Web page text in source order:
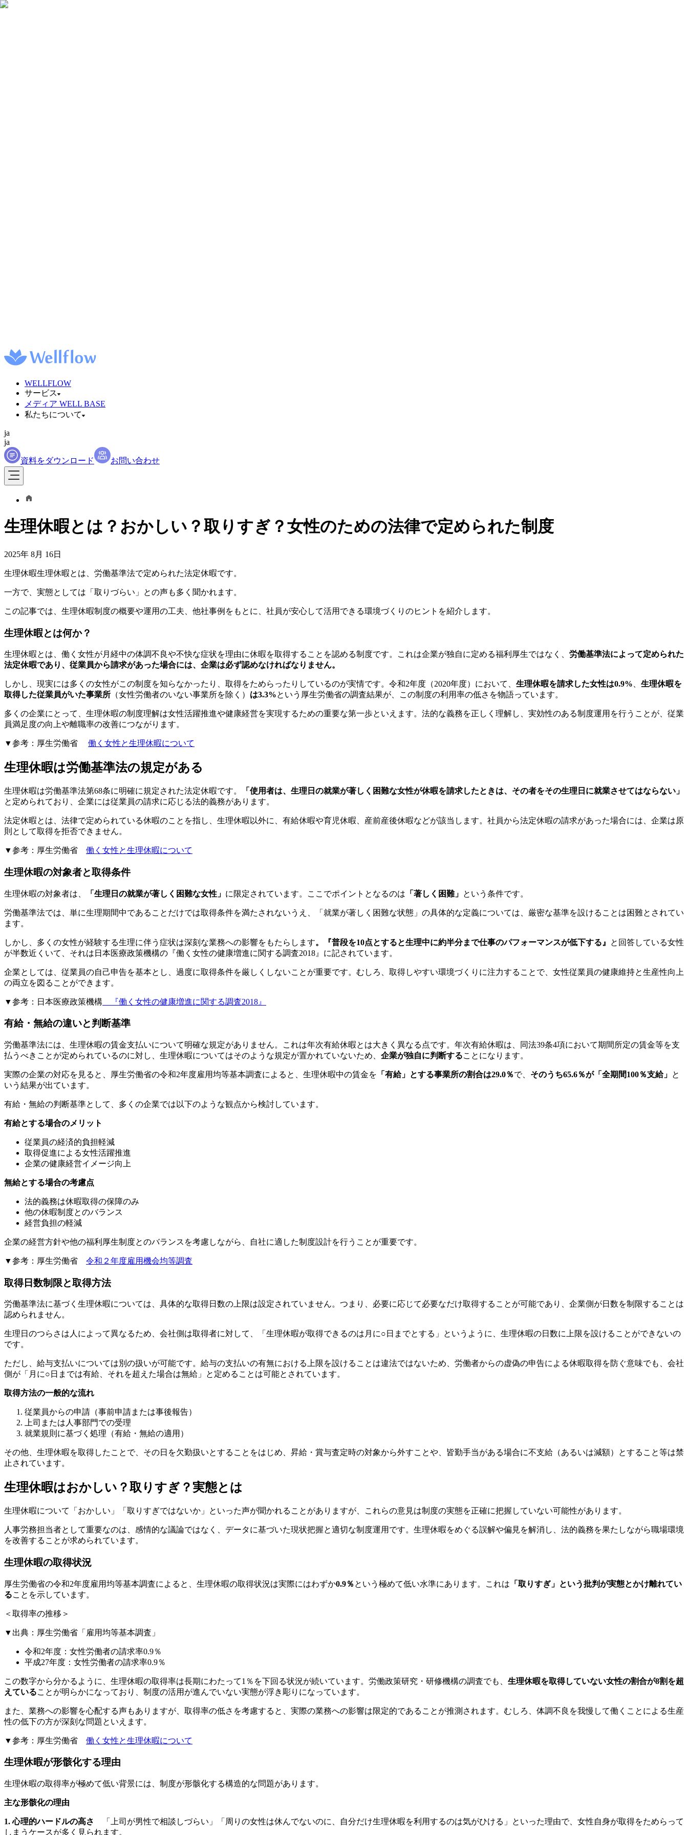
WELLFLOW
サービス
メディア WELL BASE
私たちについて
ja
ja
資料をダウンロード お問い合わせ
生理休暇とは？おかしい？取りすぎ？女性のための法律で定められた制度
2025年 8月 16日
生理休暇生理休暇とは、労働基準法で定められた法定休暇です。
一方で、実態としては「取りづらい」との声も多く聞かれます。
この記事では、生理休暇制度の概要や運用の工夫、他社事例をもとに、社員が安心して活用できる環境づくりのヒントを紹介します。
生理休暇とは何か？
生理休暇とは、働く女性が月経中の体調不良や不快な症状を理由に休暇を取得することを認める制度です。これは企業が独自に定める福利厚生ではなく、 労働基準法によって定められた
法定休暇であり、従業員から請求があった場合には、企業は必ず認めなければなりません。
しかし、現実には多くの女性がこの制度を知らなかったり、取得をためらったりしているのが実情です。令和2年度（2020年度）において、 生理休暇を請求した女性は0.9%
生理休暇を
取得した従業員がいた事業所 （女性労働者のいない事業所を除く） は3.3%という厚生労働省の調査結果が、この制度の利用率の低さを物語っています。
多くの企業にとって、生理休暇の制度理解は女性活躍推進や健康経営を実現するための重要な第一歩といえます。法的な義務を正しく理解し、実効性のある制度運用を行うことが、従業
員満足度の向上や離職率の改善につながります。
▼参考：厚生労働省 働く女性と生理休暇について
生理休暇は労働基準法の規定がある
生理休暇は労働基準法第68条に明確に規定された法定休暇です。
「使用者は、生理日の就業が著しく困難な女性が休暇を請求したときは、その者をその生理日に就業させてはならない」
と定められており、企業には従業員の請求に応じる法的義務があります。
法定休暇とは、法律で定められている休暇のことを指し、生理休暇以外に、有給休暇や育児休暇、産前産後休暇などが該当します。社員から法定休暇の請求があった場合には、企業は原
則として取得を拒否できません。
▼参考：厚生労働省 働く女性と生理休暇について
生理休暇の対象者と取得条件
生理休暇の対象者は、 「生理日の就業が著しく困難な女性」 に限定されています。ここでポイントとなるのは 「著しく困難」 という条件です。
労働基準法では、単に生理期間中であることだけでは取得条件を満たされないうえ、「就業が著しく困難な状態」の具体的な定義については、厳密な基準を設けることは困難とされてい
ます。
しかし、多くの女性が経験する生理に伴う症状は深刻な業務への影響をもたらします。『普段を10点とすると生理中に約半分まで仕事のパフォーマンスが低下する』
と回答している女性
が半数近くいて、それは日本医療政策機構の『働く女性の健康増進に関する調査2018』に記されています。
企業としては、従業員の自己申告を基本とし、過度に取得条件を厳しくしないことが重要です。むしろ、取得しやすい環境づくりに注力することで、女性従業員の健康維持と生産性向上
の両立を図ることができます。
▼参考：日本医療政策機構 『働く女性の健康増進に関する調査2018』
有給・無給の違いと判断基準
労働基準法には、生理休暇の賃金支払いについて明確な規定がありません。これは年次有給休暇とは大きく異なる点です。年次有給休暇は、同法39条4項において期間所定の賃金等を支
払うべきことが定められているのに対し、生理休暇についてはそのような規定が置かれていないため、 企業が独自に判断することになります。
実際の企業の対応を見ると、厚生労働省の令和2年度雇用均等基本調査によると、生理休暇中の賃金を 「有給」とする事業所の割合は29.0％で、 そのうち65.6％が「全期間100％支給」 と
いう結果が出ています。
有給・無給の判断基準として、多くの企業では以下のような観点から検討しています。
有給とする場合のメリット
従業員の経済的負担軽減
取得促進による女性活躍推進
企業の健康経営イメージ向上
無給とする場合の考慮点
法的義務は休暇取得の保障のみ
他の休暇制度とのバランス
経営負担の軽減
企業の経営方針や他の福利厚生制度とのバランスを考慮しながら、自社に適した制度設計を行うことが重要です。
▼参考：厚生労働省 令和２年度雇用機会均等調査
取得日数制限と取得方法
労働基準法に基づく生理休暇については、具体的な取得日数の上限は設定されていません。つまり、必要に応じて必要なだけ取得することが可能であり、企業側が日数を制限することは
認められません。
生理日のつらさは人によって異なるため、会社側は取得者に対して、「生理休暇が取得できるのは月に○日までとする」というように、生理休暇の日数に上限を設けることができないの
です。
ただし、給与支払いについては別の扱いが可能です。給与の支払いの有無における上限を設けることは違法ではないため、労働者からの虚偽の申告による休暇取得を防ぐ意味でも、会社
側が「月に○日までは有給、それを超えた場合は無給」と定めることは可能とされています。
取得方法の一般的な流れ
従業員からの申請（事前申請または事後報告）
上司または人事部門での受理
就業規則に基づく処理（有給・無給の適用）
その他、生理休暇を取得したことで、その日を欠勤扱いとすることをはじめ、昇給・賞与査定時の対象から外すことや、皆勤手当がある場合に不支給（あるいは減額）とすること等は禁
止されています。
生理休暇はおかしい？取りすぎ？実態とは
生理休暇について「おかしい」「取りすぎではないか」といった声が聞かれることがありますが、これらの意見は制度の実態を正確に把握していない可能性があります。
人事労務担当者として重要なのは、感情的な議論ではなく、データに基づいた現状把握と適切な制度運用です。生理休暇をめぐる誤解や偏見を解消し、法的義務を果たしながら職場環境
を改善することが求められています。
生理休暇の取得状況
厚生労働省の令和2年度雇用均等基本調査によると、生理休暇の取得状況は実際にはわずか0.9％ という極めて低い水準にあります。これは 「取りすぎ」という批判が実態とかけ離れてい
ることを示しています。
＜取得率の推移＞
▼出典：厚生労働省「雇用均等基本調査」
令和2年度：女性労働者の請求率0.9％
平成27年度：女性労働者の請求率0.9％
この数字から分かるように、生理休暇の取得率は長期にわたって1％を下回る状況が続いています。労働政策研究・研修機構の調査でも、 生理休暇を取得していない女性の割合が8割を超
えていることが明らかになっており、制度の活用が進んでいない実態が浮き彫りになっています。
また、業務への影響を心配する声もありますが、取得率の低さを考慮すると、実際の業務への影響は限定的であることが推測されます。むしろ、体調不良を我慢して働くことによる生産
性の低下の方が深刻な問題といえます。
▼参考：厚生労働省 働く女性と生理休暇について
生理休暇が形骸化する理由
生理休暇の取得率が極めて低い背景には、制度が形骸化する構造的な問題があります。
主な形骸化の理由
1. 心理的ハードルの高さ
「上司が男性で相談しづらい」「周りの女性は休んでないのに、自分だけ生理休暇を利用するのは気がひける」といった理由で、女性自身が取得をためらって
しまうケースが多く見られます。